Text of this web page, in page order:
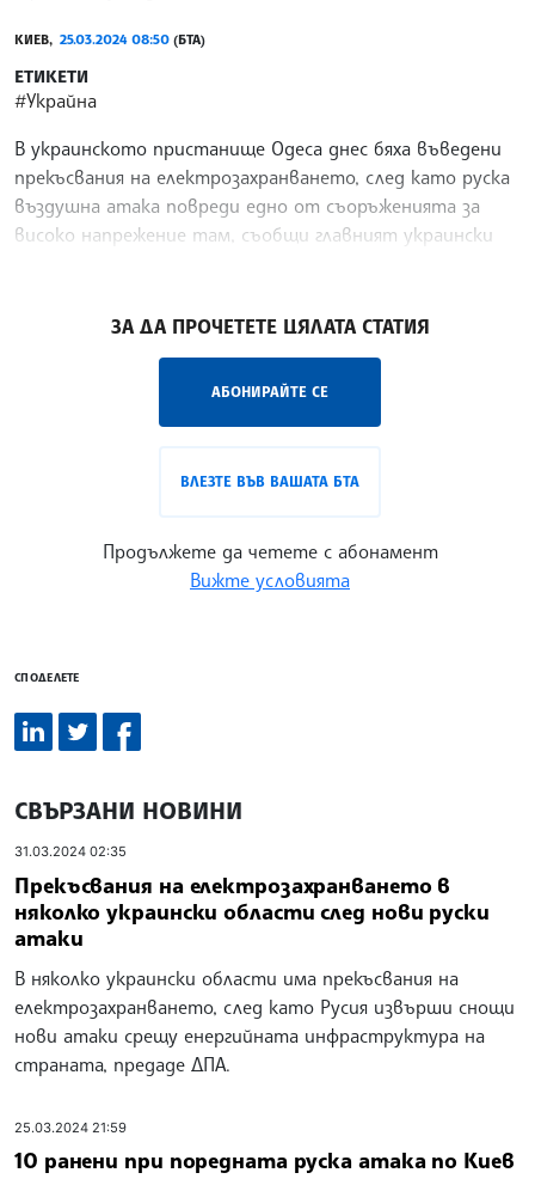
КИЕВ, 25.03.2024 08:50 (БТА)
ЕТИКЕТИ
#Украйна
В украинското пристанище Одеса днес бяха въведени
прекъсвания на електрозахранването, след като руска
въздушна атака повреди едно от съоръженията за
високо напрежение там, съобщи главният украински
ЗА ДА ПРОЧЕТЕТЕ ЦЯЛАТА СТАТИЯ
АБОНИРАЙТЕ СЕ
ВЛЕЗТЕ ВЪВ ВАШАТА БТА
Продължете да четете с абонамент
Вижте условията
СПОДЕЛЕТЕ
СВЪРЗАНИ НОВИНИ
31.03.2024 02:35
Прекъсвания на електрозахранването в
няколко украински области след нови руски
атаки
В няколко украински области има прекъсвания на
електрозахранването, след като Русия извърши снощи
нови атаки срещу енергийната инфраструктура на
страната, предаде ДПА.
25.03.2024 21:59
10 ранени при поредната руска атака по Киев